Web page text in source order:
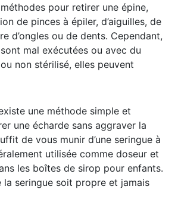
pour retirer une épine,
de pinces à épiler, d’aiguilles, de
d’ongles ou de dents. Cependant,
mal exécutées ou avec du
non stérilisé, elles peuvent
une méthode simple et
une écharde sans aggraver la
de vous munir d’une seringue à
utilisée comme doseur et
les boîtes de sirop pour enfants.
la seringue soit propre et jamais